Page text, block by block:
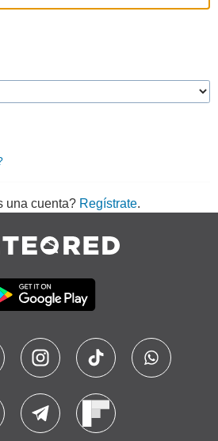
una cuenta? Regístrate.